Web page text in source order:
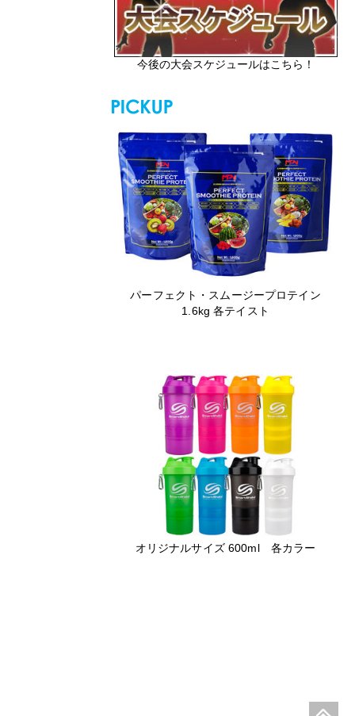
今後の大会スケジュールはこちら！
パーフェクト・スムージープロテイン
1.6kg 各テイスト
オリジナルサイズ 600ml 各カラー